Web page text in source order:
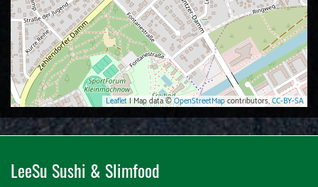
Leaflet| Map data ©OpenStreetMapcontributors,CC-BY-SA
LeeSu Sushi & Slimfood​​